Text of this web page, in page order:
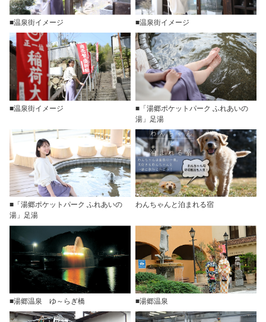
■温泉街イメージ ■温泉街イメージ
■温泉街イメージ
■「湯郷ポケットパーク ふれあいの
湯」足湯
■「湯郷ポケットパーク ふれあいの
湯」足湯
わんちゃんと泊まれる宿
■湯郷温泉 ゆ～らぎ橋 ■湯郷温泉